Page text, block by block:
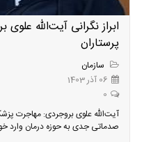
ابراز نگرانی آیت‌الله
پرستاران
سازمان
06 آذر 1403
0
آیت‌الله علوی بروجردی: مهاجرت
صدماتی جدی به حوزه درمان وارد